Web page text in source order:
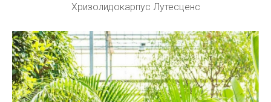
Хризолидокарпус Лутесценс